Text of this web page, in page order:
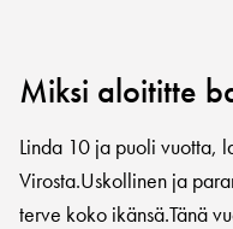
Miksi aloititte
Linda 10 ja puoli vuotta,
Virosta.Uskollinen ja
terve koko ikänsä.Tänä